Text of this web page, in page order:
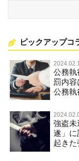
ピックアップコ
公務執
罰内容
公務執
強盗未
遂」に
起きた